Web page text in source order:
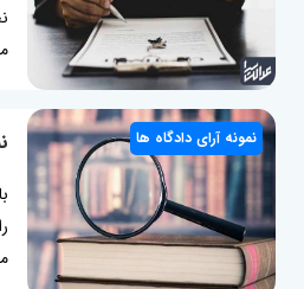
نمونه آرای دادگاه ها